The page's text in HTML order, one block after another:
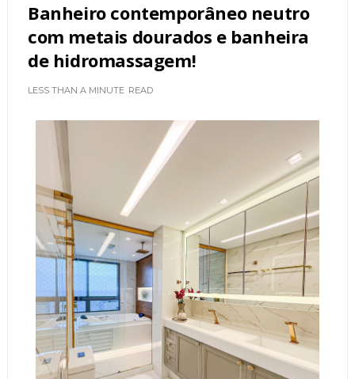
Banheiro contemporâneo neutro
com metais dourados e banheira
de hidromassagem!
LESS THAN A MINUTE READ